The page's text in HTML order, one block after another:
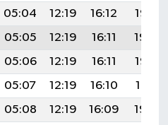
05:04 12:19 16:12
19:25
05:05 12:19 16:11
19:24
05:06 12:19 16:11
19:23
05:07 12:19 16:10
19:21
05:08 12:19 16:09
19:20